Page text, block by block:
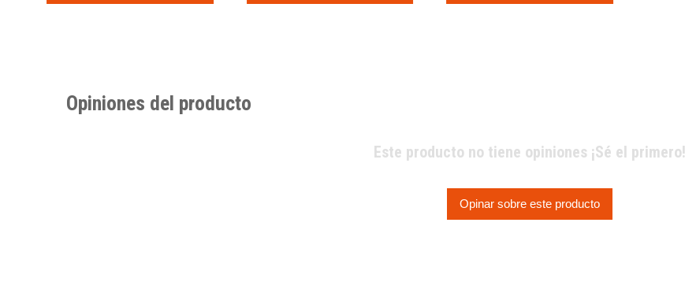
Opiniones del producto
Este producto no tiene opiniones ¡Sé el primero!
Opinar sobre este producto